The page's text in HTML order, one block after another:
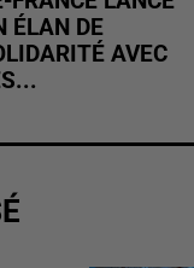
ÉLAN DE
AVEC